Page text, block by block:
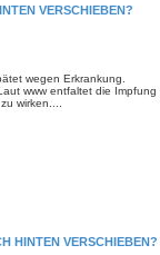
VERSCHIEBEN?
wegen Erkrankung.
www entfaltet die
wirken....
HINTEN VERSCHIEBEN?